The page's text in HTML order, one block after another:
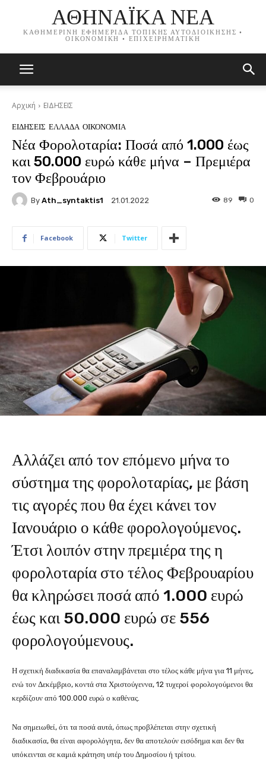
ΑΘΗΝΑΪΚΑ ΝΕΑ
ΚΑΘΗΜΕΡΙΝΗ ΕΦΗΜΕΡΙΔΑ ΤΟΠΙΚΗΣ ΑΥΤΟΔΙΟΙΚΗΣΗΣ •
ΟΙΚΟΝΟΜΙΚΗ • ΕΠΙΧΕΙΡΗΜΑΤΙΚΗ
Αρχική ΕΙΔΗΣΕΙΣ
ΕΙΔΗΣΕΙΣ ΕΛΛΑΔΑ ΟΙΚΟΝΟΜΙΑ
Νέα Φορολοταρία: Ποσά από 1.000 έως
και 50.000 ευρώ κάθε μήνα – Πρεμιέρα
τον Φεβρουάριο
By Ath_syntaktis1 21.01.2022 0
89
Facebook Twitter
Αλλάζει από τον επόμενο μήνα το
σύστημα της φορολοταρίας, με βάση
τις αγορές που θα έχει κάνει τον
Ιανουάριο ο κάθε φορολογούμενος.
Έτσι λοιπόν στην πρεμιέρα της η
φορολοταρία στο τέλος Φεβρουαρίου
θα κληρώσει ποσά από 1.000 ευρώ
έως και 50.000 ευρώ σε 556
φορολογούμενους.
Η σχετική διαδικασία θα επαναλαμβάνεται στο τέλος κάθε μήνα για 11 μήνες,
ενώ τον Δεκέμβριο, κοντά στα Χριστούγεννα, 12 τυχεροί φορολογούμενοι θα
κερδίζουν από 100.000 ευρώ ο καθένας.
Να σημειωθεί, ότι τα ποσά αυτά, όπως προβλέπεται στην σχετική
διαδικασία, θα είναι αφορολόγητα, δεν θα αποτελούν εισόδημα και δεν θα
υπόκεινται σε καμιά κράτηση υπέρ του Δημοσίου ή τρίτου.